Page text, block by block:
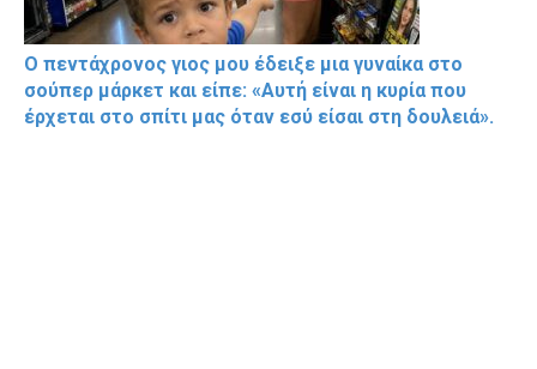
Ο πεντάχρονος γιος μου έδειξε μια γυναίκα στο
σούπερ μάρκετ και είπε: «Αυτή είναι η κυρία που
έρχεται στο σπίτι μας όταν εσύ είσαι στη δουλειά».